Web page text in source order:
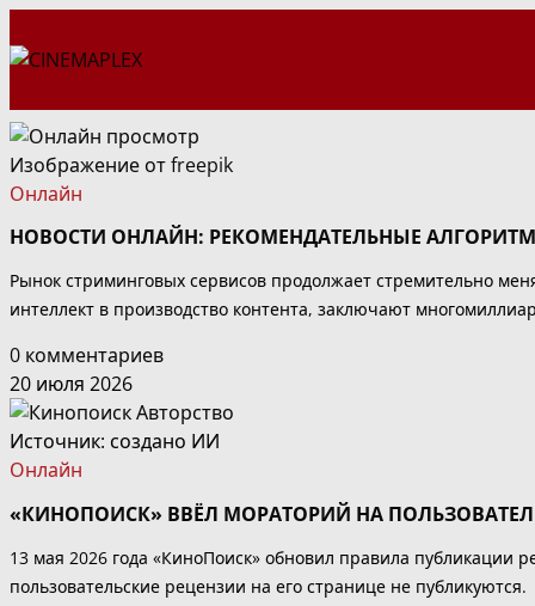
к
Изображение от freepik
Онлайн
НОВОСТИ ОНЛАЙН: РЕКОМЕНДАТЕЛЬНЫЕ
Рынок стриминговых сервисов продолжает стремительно
интеллект в производство контента, заключают
0 комментариев
20 июля 2026
Источник: создано ИИ
Онлайн
«КИНОПОИСК» ВВЁЛ МОРАТОРИЙ НА
13 мая 2026 года «КиноПоиск» обновил правила
пользовательские рецензии на его странице не публикуются.